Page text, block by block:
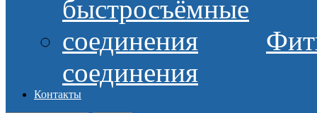
соединения
Контакты